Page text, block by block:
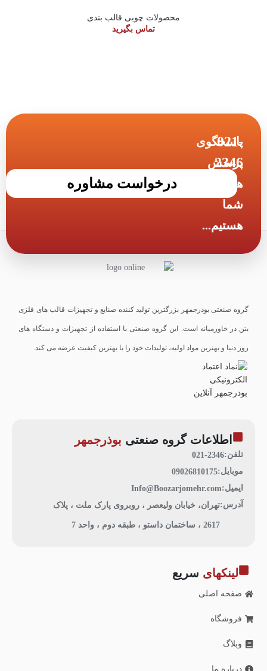
محصولات چوبی قالب بندی
درخواست مشاوره
پاسخگوی
پرسش
های
شما
هستیم...
021-
2346
گروه صنعتی بوذرجمهر بزرگترین تولید کننده صنایع و تجهیزات قالب های فلزی
بتن در خاورمیانه است. این گروه صنعتی با استفاده از تجهیزات و دستگاه های
روز دنیا و بهترین مواد اولیه، تولیدات خود را با بهترین کیفیت عرضه می کند.
اطلاعات گروه صنعتی بوذرجمهر
تلفن:021-2346
موبایل:09026810175
ایمیل:Info@Boozarjomehr.com
آدرس:تهران، خیابان ولیعصر ، روبروی پارک ملت ، پلاک
2617 ، ساختمان داستو ، طبقه دوم ، واحد 7
لینکهای سریع
صفحه اصلی
فروشگاه
وبلاگ
درباره ما